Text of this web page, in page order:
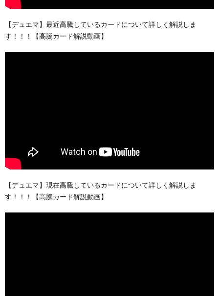
【デュエマ】最近高騰しているカードについて詳しく解説しま
す！！！【高騰カード解説動画】
【デュエマ】現在高騰しているカードについて詳しく解説しま
す！！！【高騰カード解説動画】